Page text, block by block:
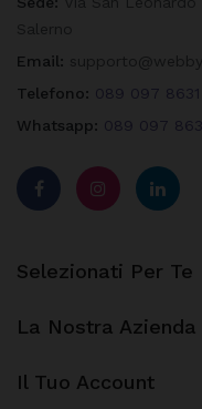
Email:
Telefono: 089 097 8631
Whatsapp: 089 097 8631
Selezionati Per Te
La Nostra Azienda
Il Tuo Account